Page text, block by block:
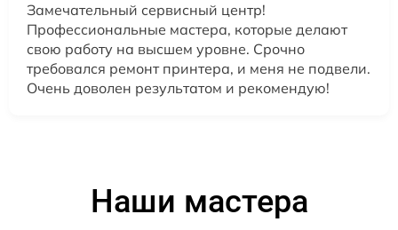
Замечательный сервисный центр!
Профессиональные мастера, которые делают
свою работу на высшем уровне. Срочно
требовался ремонт принтера, и меня не подвели.
Очень доволен результатом и рекомендую!
Наши мастера